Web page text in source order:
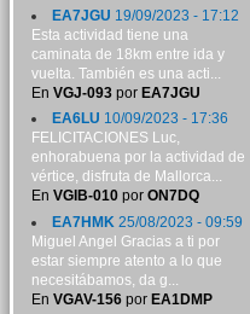
EA7JGU 19/09/2023 - 17:12
Esta actividad tiene una
caminata de 18km entre ida y
vuelta. También es una acti...
En VGJ-093por EA7JGU
EA6LU 10/09/2023 - 17:36
FELICITACIONES Luc,
enhorabuena por la actividad de
vértice, disfruta de Mallorca...
En VGIB-010por ON7DQ
EA7HMK 25/08/2023 - 09:59
Miguel Angel Gracias a ti por
estar siempre atento a lo que
necesitábamos, da g...
En VGAV-156por EA1DMP